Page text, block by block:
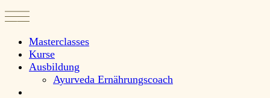
Masterclasses
Kurse
Ausbildung
Ayurveda Ernährungscoach